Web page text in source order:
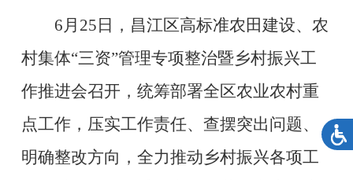
6月25日，昌江区高标准农田建设、农
村集体“三资”管理专项整治暨乡村振兴工
作推进会召开，统筹部署全区农业农村重
点工作，压实工作责任、查摆突出问题、
明确整改方向，全力推动乡村振兴各项工